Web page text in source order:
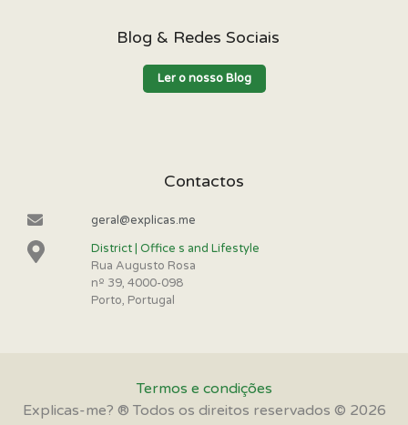
Blog & Redes Sociais
Ler o nosso Blog
Contactos
geral@explicas.me
District | Office s and Lifestyle
Rua Augusto Rosa
nº 39, 4000-098
Porto, Portugal
Termos e condições
Explicas-me? ® Todos os direitos reservados © 2026